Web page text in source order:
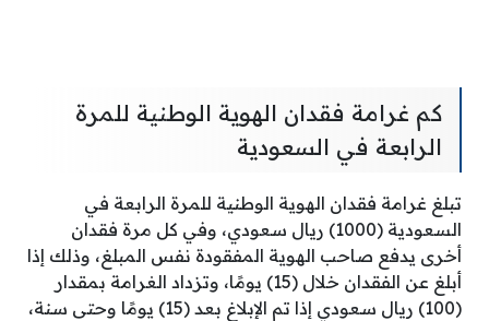
كم غرامة فقدان الهوية الوطنية للمرة
الرابعة في السعودية
تبلغ غرامة فقدان الهوية الوطنية للمرة الرابعة في
السعودية (1000) ريال سعودي، وفي كل مرة فقدان
أخرى يدفع صاحب الهوية المفقودة نفس المبلغ، وذلك إذا
أبلغ عن الفقدان خلال (15) يومًا، وتزداد الغرامة بمقدار
(100) ريال سعودي إذا تم الإبلاغ بعد (15) يومًا وحتى سنة،